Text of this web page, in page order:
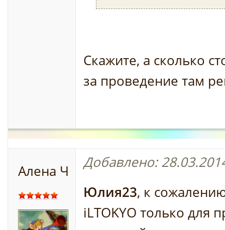
Скажите, а сколько
за проведение там
Алена Ч
Добавлено:
Юлия23, к
iLTOKYO только для